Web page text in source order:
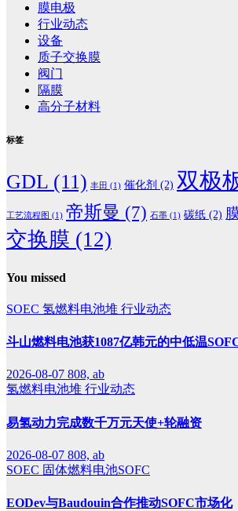
膜电极
行业动态
设备
质子交换膜
阀门
隔膜
高分子材料
标签
GDL (11) 丰田 (1) 催化剂 (2) 双极
工艺流程图 (1) 帝斯曼 (7) 石墨 (1) 碳纸 (2)
交换膜 (12)
You missed
SOEC 氢燃料电池堆 行业动态
斗山燃料电池获1087亿韩元的中低温
2026-08-07 808, ab
氢燃料电池堆 行业动态
易氢动力完成数千万元天使+轮融资
2026-08-07 808, ab
SOEC 固体燃料电池SOFC
EODev与Baudouin合作推动SOFC市场化